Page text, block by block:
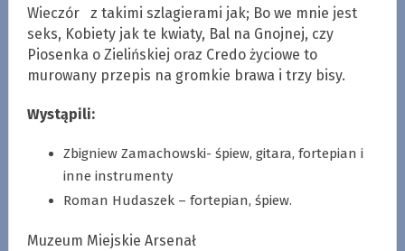
Wieczór z takimi szlagierami jak; Bo we mnie jest
seks, Kobiety jak te kwiaty, Bal na Gnojnej, czy
Piosenka o Zielińskiej oraz Credo życiowe to
murowany przepis na gromkie brawa i trzy bisy.
Wystąpili:
Zbigniew Zamachowski- śpiew, gitara, fortepian i
inne instrumenty
Roman Hudaszek – fortepian, śpiew.
Muzeum Miejskie Arsenał